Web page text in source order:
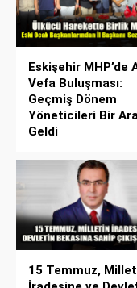
Eskişehir MHP’de
Vefa Buluşması:
Geçmiş Dönem
Yöneticileri Bir
Geldi
15 Temmuz,